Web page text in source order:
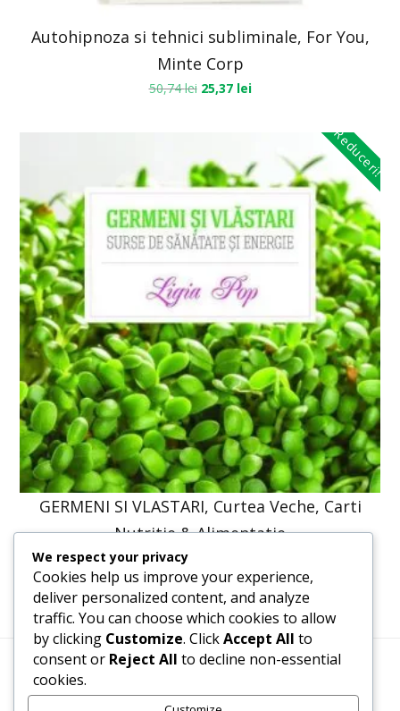
Autohipnoza si tehnici subliminale, For You,
Minte Corp
50,74lei 25,37 lei
Reduceri!
GERMENI SI VLASTARI, Curtea Veche, Carti
Nutritie & Alimentatie
41,23lei
Termeni, Condiții & Protecția Datelor (GDPR)
We respect your privacy
Cookies help us improve your experience,
deliver personalized content, and analyze
traffic. You can choose which cookies to allow
by clicking Customize. ClickAccept All to
consent or Reject All to decline non-essential
cookies.